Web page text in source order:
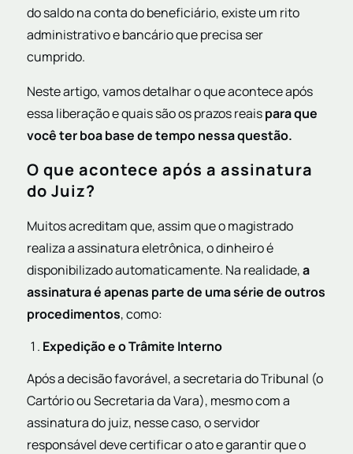
do saldo na conta do beneficiário, existe um rito
administrativo e bancário que precisa ser
cumprido.
Neste artigo, vamos detalhar o que acontece após
essa liberação e quais são os prazos reaispara que
você ter boa base de tempo nessa questão.
O que acontece após a assinatura
do Juiz?
Muitos acreditam que, assim que o magistrado
realiza a assinatura eletrônica, o dinheiro é
disponibilizado automaticamente. Na realidade,a
assinatura é apenas parte de uma série de outros
procedimentos, como:
Expedição e o Trâmite Interno
Após a decisão favorável, a secretaria do Tribunal (o
Cartório ou Secretaria da Vara), mesmo com a
assinatura do juiz, nesse caso, o servidor
responsável deve certificar o ato e garantir que o